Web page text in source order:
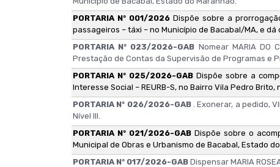
PORTARIA Nº 001/2026 Dispõe sobre a
passageiros – táxi – no Município de Bacabal/MA, e dá
PORTARIA Nº 023/2026-GAB Nomear MARIA DO
Prestação de Contas da Supervisão de Programas e
PORTARIA Nº 025/2026-GAB Dispõe sobre a
Interesse Social – REURB-S, no Bairro Vila Pedro Brito,
PORTARIA Nº 026/2026-GAB . Exonerar, a pedido,
Nível III.
PORTARIA Nº 021/2026-GABDispõe sobre o
Municipal de Obras e Urbanismo de Bacabal, Estado
PORTARIA Nº 017/2026-GAB Dispensar MARIA